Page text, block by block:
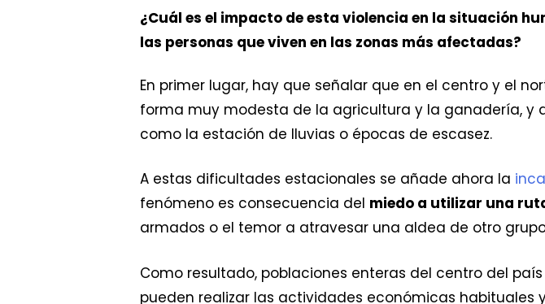
¿Cuál es el impacto de esta violencia en la situación
las personas que viven en las zonas más afectadas?
En primer lugar, hay que señalar que en el centro y el
forma muy modesta de la agricultura y la ganadería, y
como la estación de lluvias o épocas de escasez.
A estas dificultades estacionales se añade ahora la
fenómeno es consecuencia del miedo a utilizar una
armados o el temor a atravesar una aldea de otro
Como resultado, poblaciones enteras del centro del país
pueden realizar las actividades económicas habituales